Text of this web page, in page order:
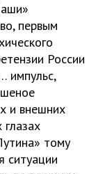
первым
России
импульс,
и внешних
тому
ситуации